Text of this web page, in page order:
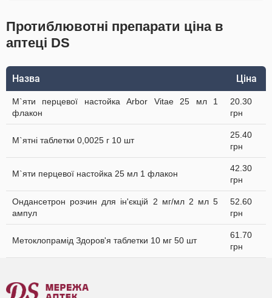
Протиблювотні препарати ціна в
аптеці DS
Назва Ціна
М`яти перцевої настойка Arbor Vitae 25 мл 1
флакон
20.30
грн
М`ятні таблетки 0,0025 г 10 шт
25.40
грн
М`яти перцевої настойка 25 мл 1 флакон
42.30
грн
Ондансетрон розчин для ін'єкцій 2 мг/мл 2 мл 5
ампул
52.60
грн
Метоклопрамід Здоров'я таблетки 10 мг 50 шт
61.70
грн